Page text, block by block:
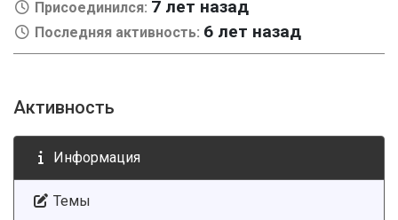
Присоединился: 7 лет назад
Последняя активность: 6 лет назад
Активность
Информация
Темы